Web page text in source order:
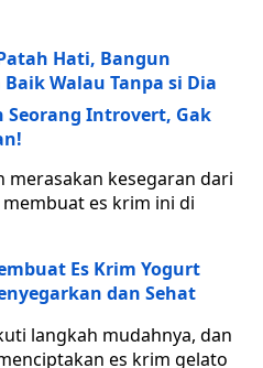
Hati, Bangun
Walau Tanpa si Dia
Seorang Introvert, Gak
merasakan kesegaran dari
es krim ini di
Es Krim Yogurt
dan Sehat
langkah mudahnya, dan
es krim gelato